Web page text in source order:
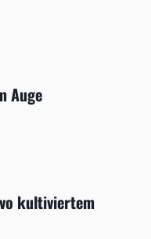
Auge
kultiviertem